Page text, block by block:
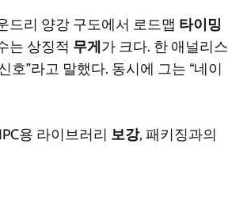
드리 양강 구도에서 로드맵 타이밍
는 상징적 무게가 크다. 한 애널리스
호”라고 말했다. 동시에 그는 “네이
용 라이브러리 보강, 패키징과의